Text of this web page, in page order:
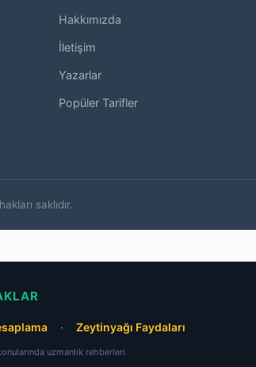
Hakkımızda
İletişim
Yazarlar
Popüler Tarifler
saklıdır.
· Zeytinyağı Faydaları
uzmanlık rehberleri